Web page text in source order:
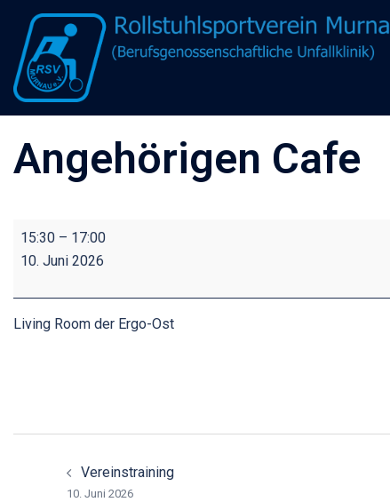
Inhalt
springen
Angehörigen Cafe
Angehörigen
Cafe
15:30 – 17:00
10. Juni 2026
Living Room der Ergo-Ost
Beitragsnavigation
Vereinstraining
10. Juni 2026